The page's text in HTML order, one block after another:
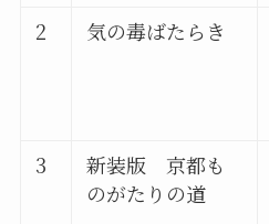
2 気の毒ばたらき
3
新装版 京都も
のがたりの道